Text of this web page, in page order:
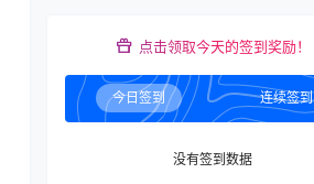
点击领取今天的签到奖励！
今日签到 连续签到
没有签到数据